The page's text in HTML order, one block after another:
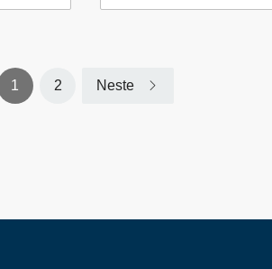
1 2 Neste